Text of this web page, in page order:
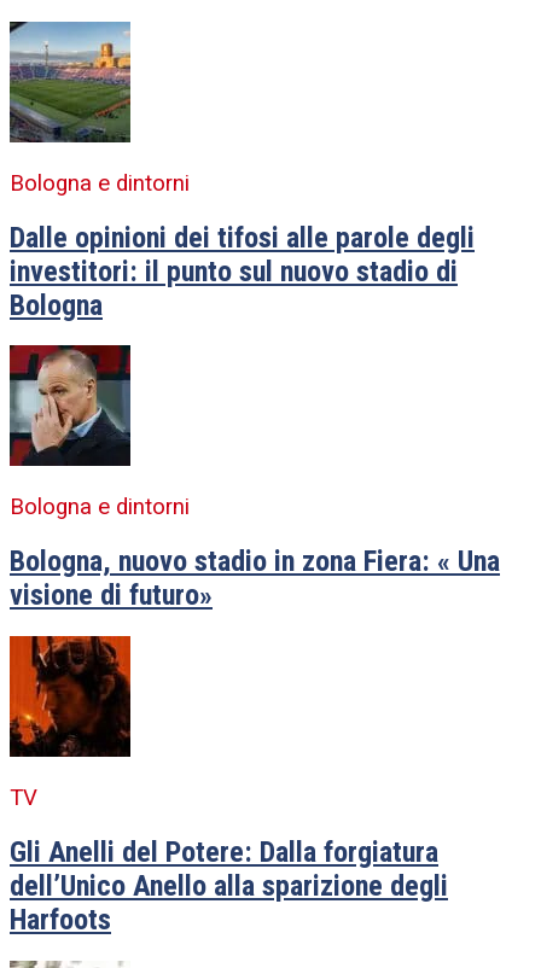
Bologna e dintorni
Dalle opinioni dei tifosi alle parole degli
investitori: il punto sul nuovo stadio di
Bologna
Bologna e dintorni
Bologna, nuovo stadio in zona Fiera: « Una
visione di futuro»
TV
Gli Anelli del Potere: Dalla forgiatura
dell’Unico Anello alla sparizione degli
Harfoots